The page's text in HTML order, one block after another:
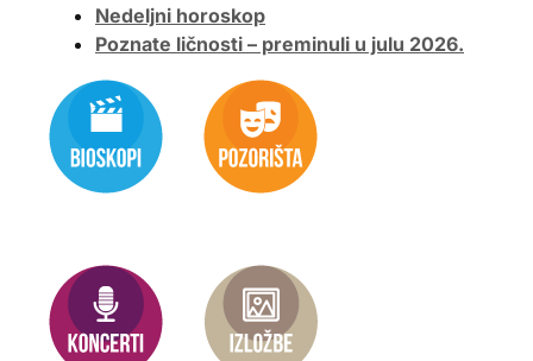
Nedeljni horoskop
Poznate ličnosti – preminuli u julu 2026.